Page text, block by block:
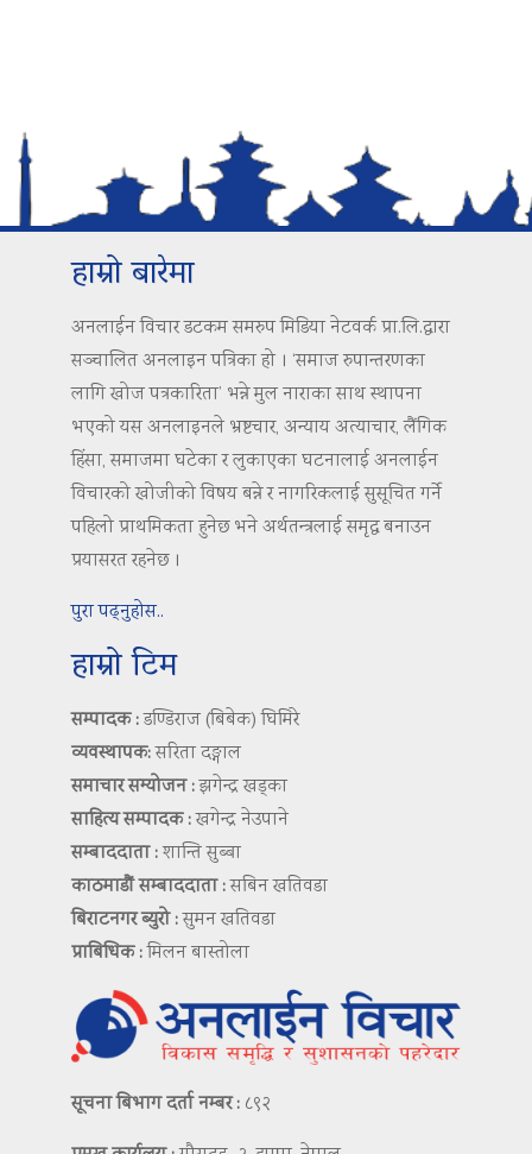
हाम्रो बारेमा
अनलाईन विचार डटकम समरुप मिडिया नेटवर्क प्रा.लि.द्वारा
सञ्चालित अनलाइन पत्रिका हो । ‘समाज रुपान्तरणका
लागि खोज पत्रकारिता’ भन्ने मुल नाराका साथ स्थापना
भएको यस अनलाइनले भ्रष्टचार, अन्याय अत्याचार, लैंगिक
हिंसा, समाजमा घटेका र लुकाएका घटनालाई अनलाईन
विचारको खोजीको विषय बन्ने र नागरिकलाई सुसूचित गर्ने
पहिलो प्राथमिकता हुनेछ भने अर्थतन्त्रलाई समृद्ध बनाउन
प्रयासरत रहनेछ ।
पुरा पढ्नुहोस..
हाम्रो टिम
सम्पादक :डण्डिराज (बिबेक) घिमिरे
व्यवस्थापक:सरिता दङ्गाल
समाचार सम्योजन :झगेन्द्र खड्का
साहित्य सम्पादक :खगेन्द्र नेउपाने
सम्बाददाता :शान्ति सुब्बा
काठमाडौं सम्बाददाता :सबिन खतिवडा
बिराटनगर ब्युरो :सुमन खतिवडा
प्राबिधिक :मिलन बास्तोला
सूचना बिभाग दर्ता नम्बर : ८९२